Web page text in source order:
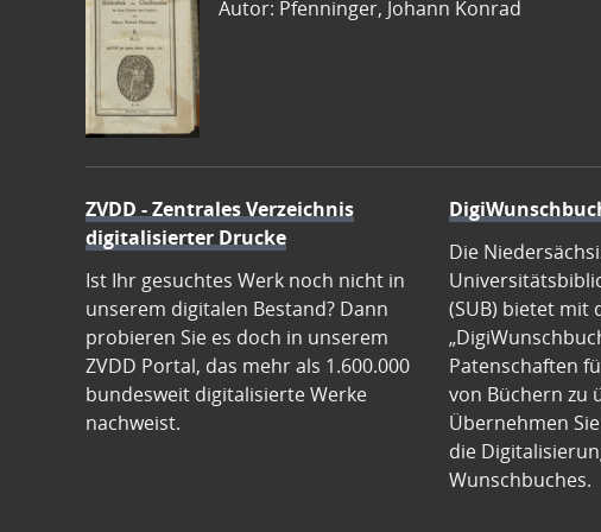
Autor: Pfenninger, Johann Konrad
ZVDD - Zentrales Verzeichnis
digitalisierter Drucke
Ist Ihr gesuchtes Werk noch nicht in
unserem digitalen Bestand? Dann
probieren Sie es doch in unserem
ZVDD Portal, das mehr als 1.600.000
bundesweit digitalisierte Werke
nachweist.
Die
(SUB) bietet mit
Patenschaften
von Büchern zu
Übernehmen
die
Wunschbuches.